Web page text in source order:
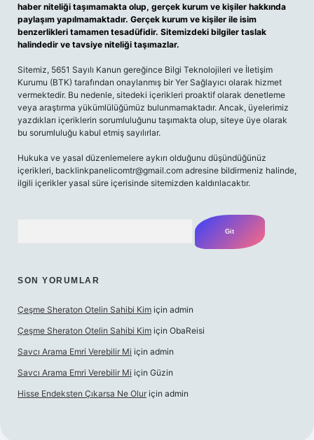
haber niteliği taşımamakta olup, gerçek kurum ve kişiler hakkında
paylaşım yapılmamaktadır. Gerçek kurum ve kişiler ile isim
benzerlikleri tamamen tesadüfidir. Sitemizdeki bilgiler taslak
halindedir ve tavsiye niteliği taşımazlar.
Sitemiz, 5651 Sayılı Kanun gereğince Bilgi Teknolojileri ve İletişim
Kurumu (BTK) tarafından onaylanmış bir Yer Sağlayıcı olarak hizmet
vermektedir. Bu nedenle, sitedeki içerikleri proaktif olarak denetleme
veya araştırma yükümlülüğümüz bulunmamaktadır. Ancak, üyelerimiz
yazdıkları içeriklerin sorumluluğunu taşımakta olup, siteye üye olarak
bu sorumluluğu kabul etmiş sayılırlar.
Hukuka ve yasal düzenlemelere aykırı olduğunu düşündüğünüz
içerikleri, backlinkpanelicomtr@gmail.com adresine bildirmeniz halinde,
ilgili içerikler yasal süre içerisinde sitemizden kaldırılacaktır.
SON YORUMLAR
Çeşme Sheraton Otelin Sahibi Kim için admin
Çeşme Sheraton Otelin Sahibi Kim için ObaReisi
Savcı Arama Emri Verebilir Mi için admin
Savcı Arama Emri Verebilir Mi için Güzin
Hisse Endeksten Çıkarsa Ne Olur için admin